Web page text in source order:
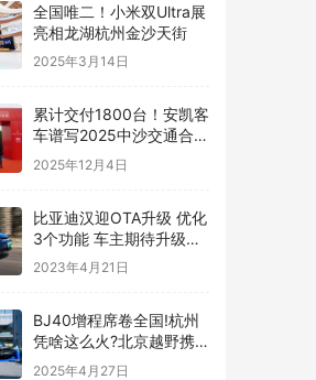
全国唯二！小米双Ultra展
亮相龙湖杭州金沙天街
2025年3月14日
累计交付1800台！安凯客
车谱写2025中沙交通合作
新篇章
2025年12月4日
比亚迪汉迎OTA升级 优化
3个功能 车主期待升级云
辇系统
2023年4月21日
BJ40增程席卷全国!杭州
凭啥这么火?北京越野携
专属礼遇向车主 “表白”
2025年4月27日